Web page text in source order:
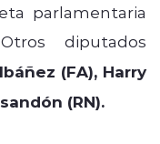
parlamentaria
diputados
(FA), Harry
(RN).